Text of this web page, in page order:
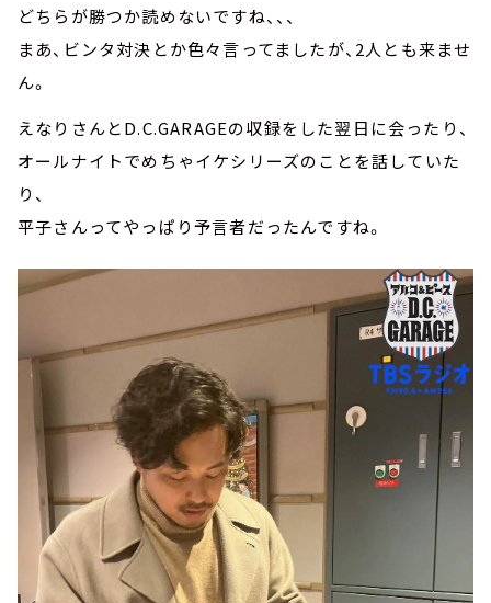
どちらが勝つか読めないですね、、、
まあ、ビンタ対決とか色々言ってましたが、2人とも来ませ
ん。
えなりさんとD.C.GARAGEの収録をした翌日に会ったり、
オールナイトでめちゃイケシリーズのことを話していた
り、
平子さんってやっぱり予言者だったんですね。